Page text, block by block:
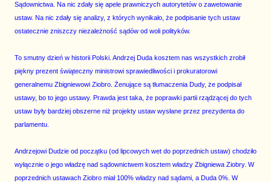
Sądownictwa. Na nic zdały się apele prawniczych autorytetów o zawetowanie
ustaw. Na nic zdały się analizy, z których wynikało, że podpisanie tych ustaw
ostatecznie zniszczy niezależność sądów od woli polityków.
To smutny dzień w historii Polski. Andrzej Duda kosztem nas wszystkich zrobił
piękny prezent świąteczny ministrowi sprawiedliwości i prokuratorowi
generalnemu Zbigniewowi Ziobro. Żenujące są tłumaczenia Dudy, że podpisał
ustawy, bo to jego ustawy. Prawda jest taka, że poprawki partii rządzącej do tych
ustaw były bardziej obszerne niż projekty ustaw wysłane przez prezydenta do
parlamentu.
Andrzejowi Dudzie od początku (od lipcowych wet do poprzednich ustaw) chodziło
wyłącznie o jego władzę nad sądownictwem kosztem władzy Zbigniewa Ziobry. W
poprzednich ustawach Ziobro miał 100% władzy nad sądami, a Duda 0%. W